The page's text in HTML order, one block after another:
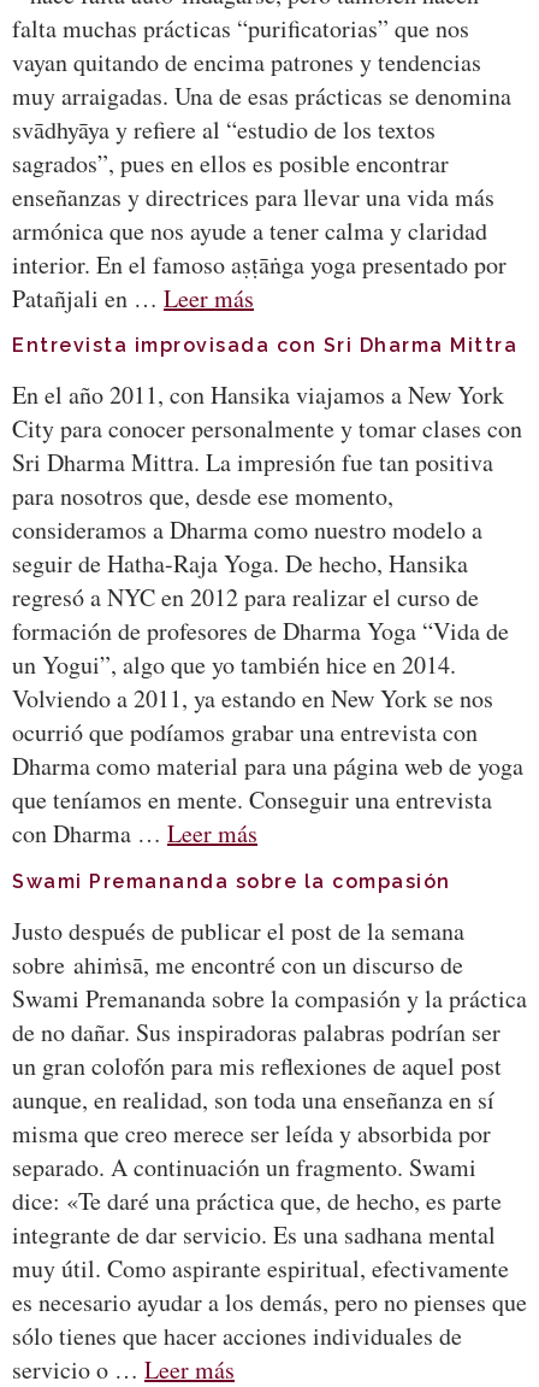
falta muchas prácticas “purificatorias” que nos
vayan quitando de encima patrones y tendencias
muy arraigadas. Una de esas prácticas se denomina
svādhyāya y refiere al “estudio de los textos
sagrados”, pues en ellos es posible encontrar
enseñanzas y directrices para llevar una vida más
armónica que nos ayude a tener calma y claridad
interior. En el famoso aṣṭāṅga yoga presentado por
Patañjali en … Leer más
Entrevista improvisada con Sri Dharma Mittra
En el año 2011, con Hansika viajamos a New York
City para conocer personalmente y tomar clases con
Sri Dharma Mittra. La impresión fue tan positiva
para nosotros que, desde ese momento,
consideramos a Dharma como nuestro modelo a
seguir de Hatha-Raja Yoga. De hecho, Hansika
regresó a NYC en 2012 para realizar el curso de
formación de profesores de Dharma Yoga “Vida de
un Yogui”, algo que yo también hice en 2014.
Volviendo a 2011, ya estando en New York se nos
ocurrió que podíamos grabar una entrevista con
Dharma como material para una página web de yoga
que teníamos en mente. Conseguir una entrevista
con Dharma … Leer más
Swami Premananda sobre la compasión
Justo después de publicar el post de la semana
sobre ahiṁsā, me encontré con un discurso de
Swami Premananda sobre la compasión y la práctica
de no dañar. Sus inspiradoras palabras podrían ser
un gran colofón para mis reflexiones de aquel post
aunque, en realidad, son toda una enseñanza en sí
misma que creo merece ser leída y absorbida por
separado. A continuación un fragmento. Swami
dice: «Te daré una práctica que, de hecho, es parte
integrante de dar servicio. Es una sadhana mental
muy útil. Como aspirante espiritual, efectivamente
es necesario ayudar a los demás, pero no pienses que
sólo tienes que hacer acciones individuales de
servicio o … Leer más